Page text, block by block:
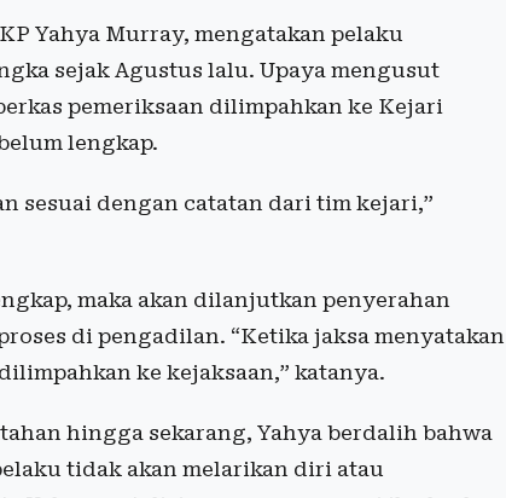
Yahya Murray, mengatakan pelaku
sejak Agustus lalu. Upaya mengusut
pemeriksaan dilimpahkan ke Kejari
lengkap.
sesuai dengan catatan dari tim kejari,”
maka akan dilanjutkan penyerahan
di pengadilan. “Ketika jaksa menyatakan
ke kejaksaan,” katanya.
hingga sekarang, Yahya berdalih bahwa
tidak akan melarikan diri atau